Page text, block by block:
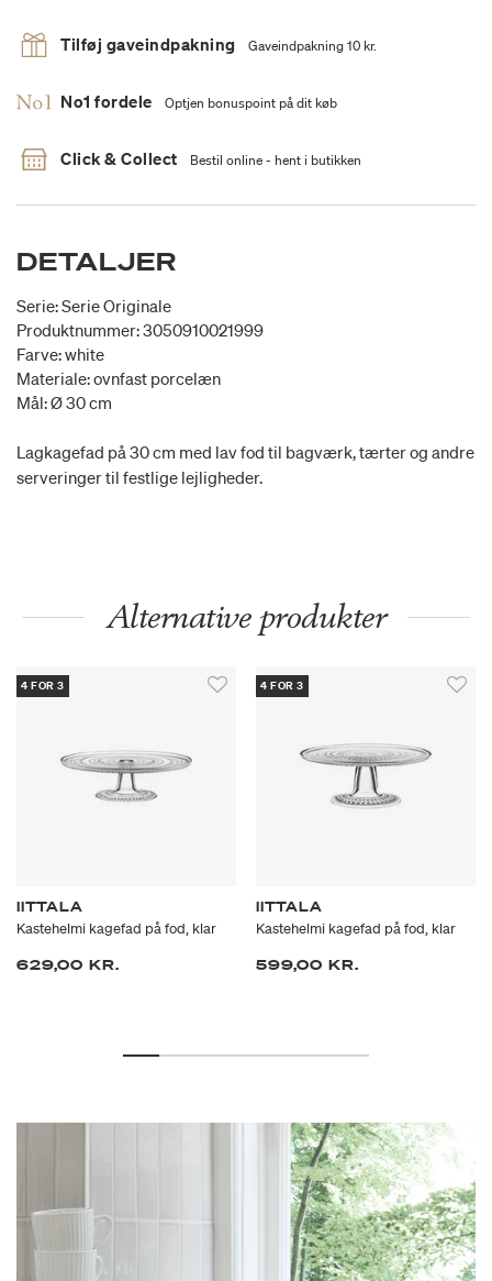
Tilføj gaveindpakning Gaveindpakning 10 kr.
No1 fordele Optjen bonuspoint på dit køb
Click & Collect Bestil online - hent i butikken
DETALJER
Serie: Serie Originale
Produktnummer: 3050910021999
Farve: white
Materiale: ovnfast porcelæn
Mål: Ø 30 cm
Lagkagefad på 30 cm med lav fod til bagværk, tærter og andre
serveringer til festlige lejligheder.
Alternative produkter
4 FOR 3
IITTALA
Kastehelmi kagefad på fod, klar
629,00 KR.
4 FOR 3
IITTALA
Kastehelmi kagefad på fod, klar
599,00 KR.